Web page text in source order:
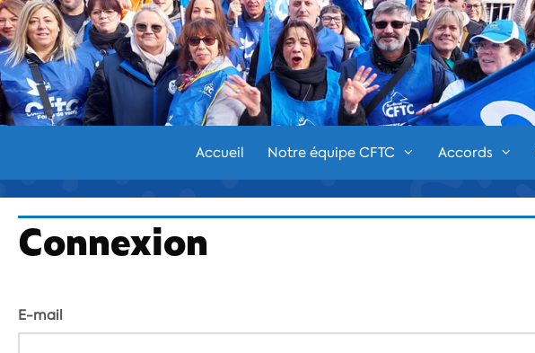
Aller
au
contenu
Accueil Notre équipe CFTC Accords
Connexion
E-mail